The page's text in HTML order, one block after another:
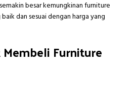
besar kemungkinan furniture
dan sesuai dengan harga yang
Furniture